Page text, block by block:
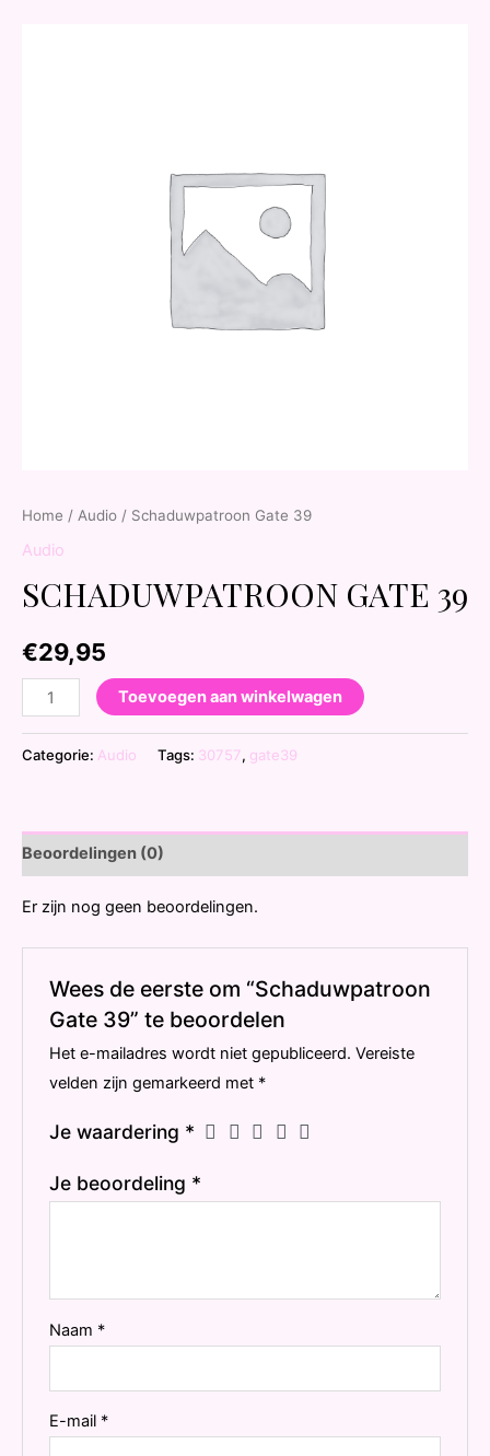
Home / Audio / Schaduwpatroon Gate 39
Audio
SCHADUWPATROON GATE 39
€29,95
Toevoegen aan winkelwagen
Categorie: Audio Tags: 30757, gate39
Beoordelingen (0)
Er zijn nog geen beoordelingen.
Wees de eerste om “Schaduwpatroon
Gate 39” te beoordelen
Het e-mailadres wordt niet gepubliceerd. Vereiste
velden zijn gemarkeerd met *
Je waardering *
Je beoordeling *
Naam *
E-mail *